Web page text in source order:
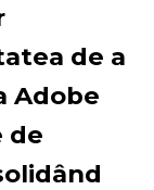
de a
Adobe
de